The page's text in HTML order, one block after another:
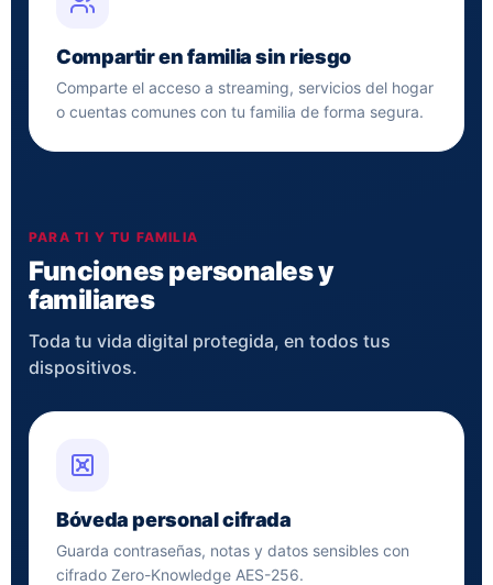
Compartir en familia sin riesgo
Comparte el acceso a streaming, servicios del hogar
o cuentas comunes con tu familia de forma segura.
PARA TI Y TU FAMILIA
Funciones personales y
familiares
Toda tu vida digital protegida, en todos tus
dispositivos.
Bóveda personal cifrada
Guarda contraseñas, notas y datos sensibles con
cifrado Zero-Knowledge AES-256.